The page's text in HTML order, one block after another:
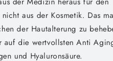
aus der Kosmetik. Das
der Hautalterung zu
auf die wertvollsten Anti
und Hyaluronsäure.